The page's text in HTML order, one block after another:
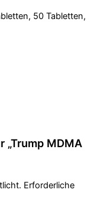
50 Tabletten,
„Trump MDMA
Erforderliche